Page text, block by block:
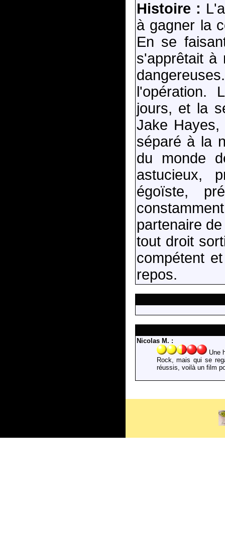
Histoire :
à gagner la
En se
s'apprêtait à
l'opération.
jours, et la
Jake
séparé à la
du monde
astucieux,
égoïste,
partenaire
tout droit
compétent
repos.
Nicolas M. :
Une
Rock, mais qui se
réussis, voilà un film